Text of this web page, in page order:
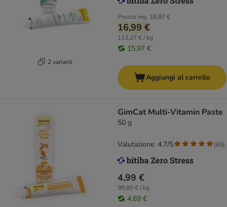
2 varianti
Prezzo reg. 18,87 €
16,99 €
113,27 € / kg
15,97 €
Aggiungi al carrello
GimCat Multi-Vitamin Paste
50 g
4,99 €
99,80 € / kg
4,69 €
Valutazione: 4.7/5 (69)